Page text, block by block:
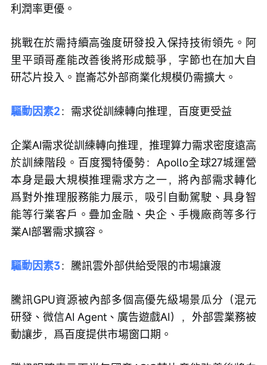
利潤率更優。
挑戰在於需持續高強度研發投入保持技術領先。阿
里平頭哥產能改善後將形成競爭，字節也在加大自
研芯片投入。崑崙芯外部商業化規模仍需擴大。
驅動因素2：需求從訓練轉向推理，百度更受益
企業AI需求從訓練轉向推理，推理算力需求密度遠高
於訓練階段。百度獨特優勢：Apollo全球27城運營
本身是最大規模推理需求方之一，將內部需求轉化
爲對外推理服務能力展示，吸引自動駕駛、具身智
能等行業客戶。疊加金融、央企、手機廠商等多行
業AI部署需求擴容。
驅動因素3：騰訊雲外部供給受限的市場讓渡
騰訊GPU資源被內部多個高優先級場景瓜分（混元
研發、微信AI Agent、廣告遊戲AI），外部雲業務被
動讓步，爲百度提供市場窗口期。